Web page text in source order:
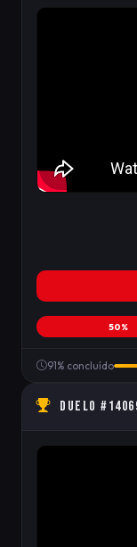
50%
91% concluído
DUELO